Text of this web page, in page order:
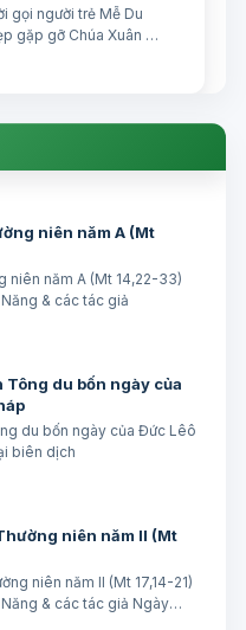
gọi người trẻ Mễ Du
gặp gỡ Chúa Xuân Đại
vụ khanh Tòa
niên năm A (Mt
niên năm A (Mt 14,22-33)
& các tác giả
du bốn ngày của
du bốn ngày của Đức Lêô
biên dịch
niên năm II (Mt
niên năm II (Mt 17,14-21)
& các tác giả Ngày